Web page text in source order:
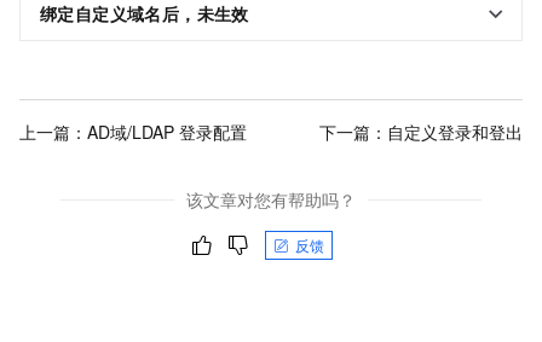
绑定自定义域名后，未生效
上一篇： AD域/LDAP 登录配置 下一篇： 自定义登录和登出
该文章对您有帮助吗？
反馈